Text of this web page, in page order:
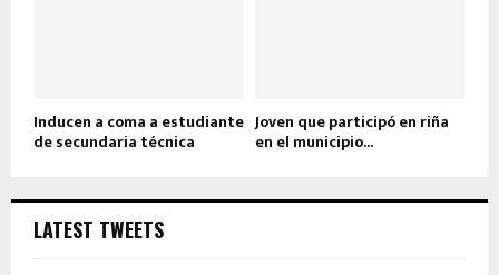
Inducen a coma a estudiante
de secundaria técnica
Joven que participó en riña
en el municipio...
LATEST TWEETS